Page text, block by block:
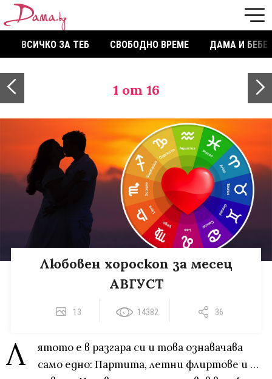
ВСИЧКО ЗА ТЕБ СВОБОДНО ВРЕМЕ ДАМА И БЕБЕ
1 от 16
Любовен хороскоп за месец
АВГУСТ
13 14382 36
Л
ятото е в разгара си и това ознавачава
само едно: Партита, летни флиртове и …